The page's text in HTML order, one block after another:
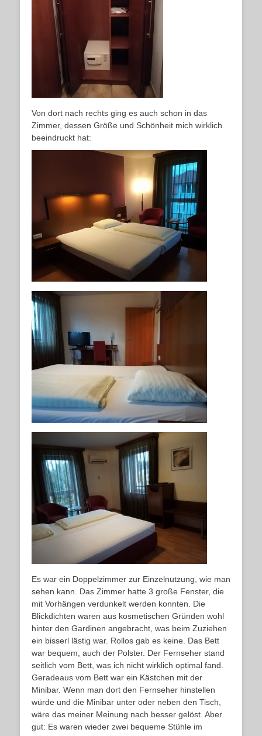
Von dort nach rechts ging es auch schon in das
Zimmer, dessen Größe und Schönheit mich wirklich
beeindruckt hat:
Es war ein Doppelzimmer zur Einzelnutzung, wie man
sehen kann. Das Zimmer hatte 3 große Fenster, die
mit Vorhängen verdunkelt werden konnten. Die
Blickdichten waren aus kosmetischen Gründen wohl
hinter den Gardinen angebracht, was beim Zuziehen
ein bisserl lästig war. Rollos gab es keine. Das Bett
war bequem, auch der Polster. Der Fernseher stand
seitlich vom Bett, was ich nicht wirklich optimal fand.
Geradeaus vom Bett war ein Kästchen mit der
Minibar. Wenn man dort den Fernseher hinstellen
würde und die Minibar unter oder neben den Tisch,
wäre das meiner Meinung nach besser gelöst. Aber
gut: Es waren wieder zwei bequeme Stühle im